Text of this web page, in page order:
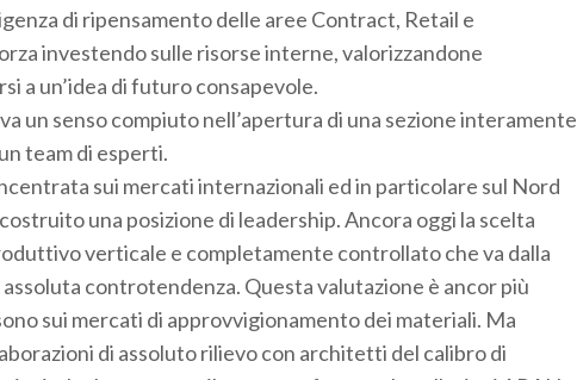
di ripensamento delle aree Contract, Retail e
investendo sulle risorse interne, valorizzandone
a un’idea di futuro consapevole.
un senso compiuto nell’apertura di una sezione interamente
team di esperti.
sui mercati internazionali ed in particolare sul Nord
una posizione di leadership. Ancora oggi la scelta
verticale e completamente controllato che va dalla
controtendenza. Questa valutazione è ancor più
sui mercati di approvvigionamento dei materiali. Ma
di assoluto rilievo con architetti del calibro di